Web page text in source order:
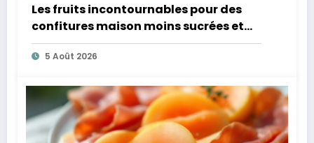
Les fruits incontournables pour des
confitures maison moins sucrées et
plus légères
5 Août 2026